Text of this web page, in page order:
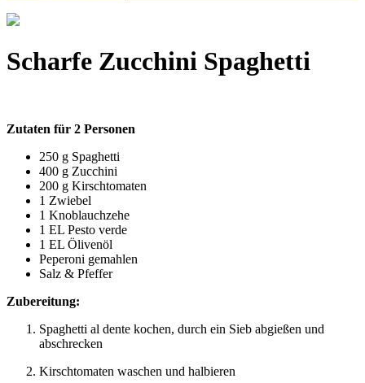
Scharfe Zucchini Spaghetti
Zutaten für 2 Personen
250 g Spaghetti
400 g Zucchini
200 g Kirschtomaten
1 Zwiebel
1 Knoblauchzehe
1 EL Pesto verde
1 EL Ölivenöl
Peperoni gemahlen
Salz & Pfeffer
Zubereitung:
Spaghetti al dente kochen, durch ein Sieb abgießen und
abschrecken
Kirschtomaten waschen und halbieren